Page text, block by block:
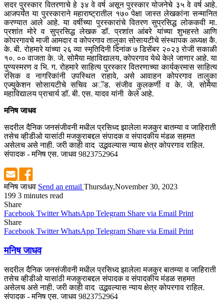
सदर पुरस्कार वितरणाचे हे ३४ वे वर्ष असून पुरस्कार योजनेचे ३५ वे वर्ष आहे.
आजपर्यंत या पुरस्काराने महाराष्ट्रातील १७० पेक्षा जास्त लेखकांना सन्मानित
करण्यात आले आहे. या वर्षीच्या पुरस्कारांचे वितरण सुप्रसिद्ध लोककवी मा.
प्रशांत मोरे व सुप्रसिद्ध लेखक डॉ. प्रशांत आंबरे यांच्या शुभहस्ते आणि
कोपरगावचे माजी आमदार व कोपरगाव तालुका सोसायटीचे संस्थापक अध्यक्ष कै.
के. बी. रोहमारे यांच्या २६ व्या स्मृतिदिनी दिनांक ७ डिसेंबर २०२३ रोजी सकाळी
१०. ०० वाजता के. जे. सोमैया महाविद्यालय, कोपरगाव येथे केले जाणार आहे. या
पुण्यस्मरण व भि. ग. रोहमारे साहित्य पुरस्कार वितरणाच्या कार्यक्रमास साहित्य
रसिक व नागरिकांनी उपस्थित राहावे, असे आवाहन कोपरगाव तालुका
एज्युकेशन सोसायटीचे सचिव अॅड. संजीव कुलकर्णी व के. जे. सोमैया
महाविद्यालय प्राचार्य डॉ. बी. एस. यादव यांनी केले आहे.
मनिष जाधव
सदरील दैनिक जनसंजीवनी मधील प्रसिध्द झालेला मजकुर बातम्या व जाहिराती
तसेच व्हीडीओ यासांठी मजकुराबद्दल संपादक व संपादकीय मंडळ सहमत
असेलच असे नाही. जरी काही वाद उद्भवल्यास न्याय क्षेत्र कोपरगाव राहिल.
संपादक - मनिष एस. जाधव 9823752964
मनिष जाधव Send an email Thursday,November 30, 2023
199 3 minutes read
Share
Facebook Twitter WhatsApp Telegram Share via Email Print
Share
Facebook Twitter WhatsApp Telegram Share via Email Print
मनिष जाधव
सदरील दैनिक जनसंजीवनी मधील प्रसिध्द झालेला मजकुर बातम्या व जाहिराती
तसेच व्हीडीओ यासांठी मजकुराबद्दल संपादक व संपादकीय मंडळ सहमत
असेलच असे नाही. जरी काही वाद उद्भवल्यास न्याय क्षेत्र कोपरगाव राहिल.
संपादक - मनिष एस. जाधव 9823752964